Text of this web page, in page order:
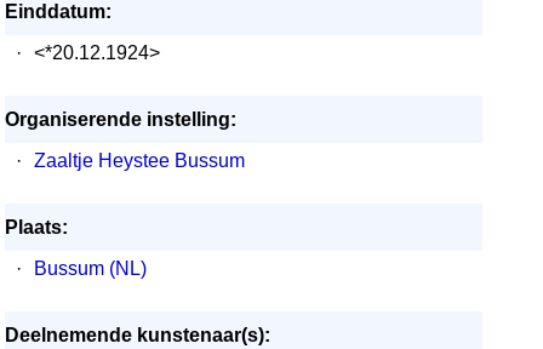
Einddatum:
·
<*20.12.1924>
Organiserende instelling:
·
Zaaltje Heystee Bussum
Plaats:
·
Bussum (NL)
Deelnemende kunstenaar(s):